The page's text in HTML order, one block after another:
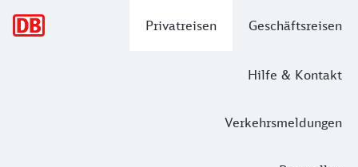
Privatreisen Geschäftsreisen
Hilfe & Kontakt
Verkehrsmeldungen